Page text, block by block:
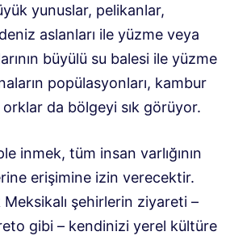
yunuslar, pelikanlar,
aslanları ile yüzme veya
büyülü su balesi ile yüzme
popülasyonları, kambur
da bölgeyi sık görüyor.
inmek, tüm insan varlığının
erişimine izin verecektir.
şehirlerin ziyareti –
gibi – kendinizi yerel kültüre